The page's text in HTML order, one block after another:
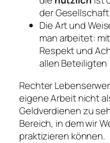
der
Die Art und
man arbeitet:
Respekt und
allen Beteiligten
Rechter
eigene Arbeit nicht
Geldverdienen zu
Bereich, in dem wir
praktizieren können.